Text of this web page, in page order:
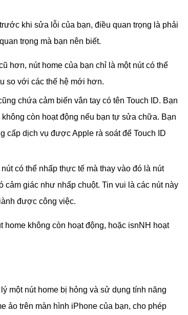
khi sửa lỗi của bạn, điều quan trọng là phải
trọng mà bạn nên biết.
hơn, nút home của bạn chỉ là một nút có thể
so với các thế hệ mới hơn.
chứa cảm biến vân tay có tên Touch ID. Bạn
còn hoạt động nếu bạn tự sửa chữa. Bạn
cấp dịch vụ được Apple rà soát để Touch ID
có thể nhấp thực tế mà thay vào đó là nút
cảm giác như nhấp chuột. Tin vui là các nút này
được công việc.
không còn hoạt động, hoặc isnNH hoạt
một nút home bị hỏng và sử dụng tính năng
ảo trên màn hình iPhone của bạn, cho phép